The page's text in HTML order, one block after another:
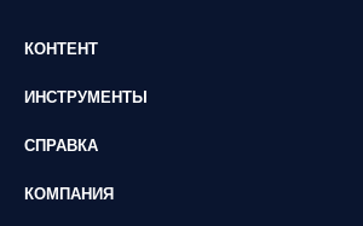
КОНТЕНТ
ИНСТРУМЕНТЫ
СПРАВКА
КОМПАНИЯ